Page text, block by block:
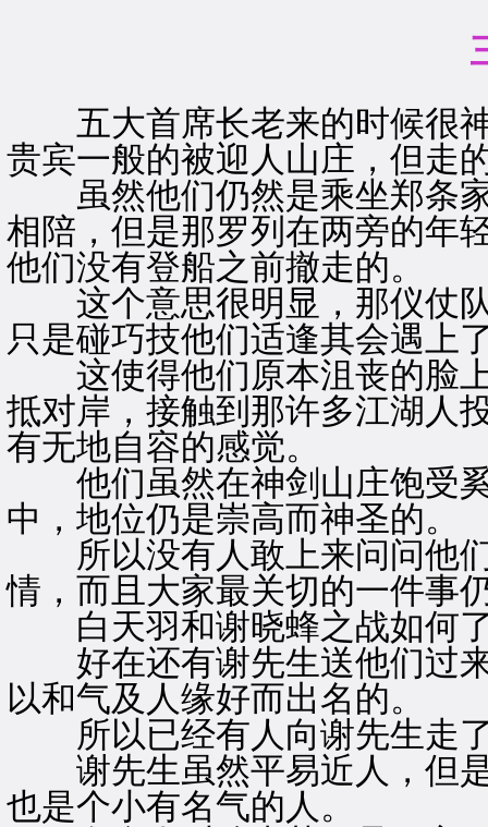
五大首席长老来的时候很神
贵宾一般的被迎人山庄，但走
虽然他们仍然是乘坐郑条家
相陪，但是那罗列在两旁的年
他们没有登船之前撤走的。
这个意思很明显，那仪仗队
只是碰巧技他们适逢其会遇上
这使得他们原本沮丧的脸上
抵对岸，接触到那许多江湖人
有无地自容的感觉。
他们虽然在神剑山庄饱受奚
中，地位仍是崇高而神圣的。
所以没有人敢上来问问他们
情，而且大家最关切的一件
白天羽和谢晓蜂之战如何
好在还有谢先生送他们过来
以和气及人缘好而出名的。
所以已经有人向谢先生走了
谢先生虽然平易近人，但是
也是个小有名气的人。